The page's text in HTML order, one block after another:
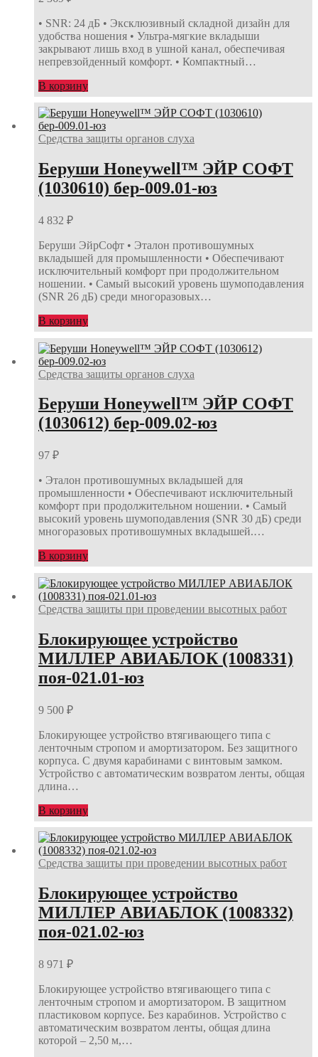
• SNR: 24 дБ • Эксклюзивный складной дизайн для
удобства ношения • Ультра-мягкие вкладыши
закрывают лишь вход в ушной канал, обеспечивая
непревзойденный комфорт. • Компактный…
В корзину
Средства защиты органов слуха
Беруши Honeywell™ ЭЙР СОФТ
(1030610) бер-009.01-юз
4 832 ₽
Беруши ЭйрСофт • Эталон противошумных
вкладышей для промышленности • Обеспечивают
исключительный комфорт при продолжительном
ношении. • Самый высокий уровень шумоподавления
(SNR 26 дБ) среди многоразовых…
В корзину
Средства защиты органов слуха
Беруши Honeywell™ ЭЙР СОФТ
(1030612) бер-009.02-юз
97 ₽
• Эталон противошумных вкладышей для
промышленности • Обеспечивают исключительный
комфорт при продолжительном ношении. • Самый
высокий уровень шумоподавления (SNR 30 дБ) среди
многоразовых противошумных вкладышей.…
В корзину
Средства защиты при проведении высотных работ
Блокирующее устройство
МИЛЛЕР АВИАБЛОК (1008331)
поя-021.01-юз
9 500 ₽
Блокирующее устройство втягивающего типа с
ленточным стропом и амортизатором. Без защитного
корпуса. С двумя карабинами с винтовым замком.
Устройство с автоматическим возвратом ленты, общая
длина…
В корзину
Средства защиты при проведении высотных работ
Блокирующее устройство
МИЛЛЕР АВИАБЛОК (1008332)
поя-021.02-юз
8 971 ₽
Блокирующее устройство втягивающего типа с
ленточным стропом и амортизатором. В защитном
пластиковом корпусе. Без карабинов. Устройство с
автоматическим возвратом ленты, общая длина
которой – 2,50 м,…